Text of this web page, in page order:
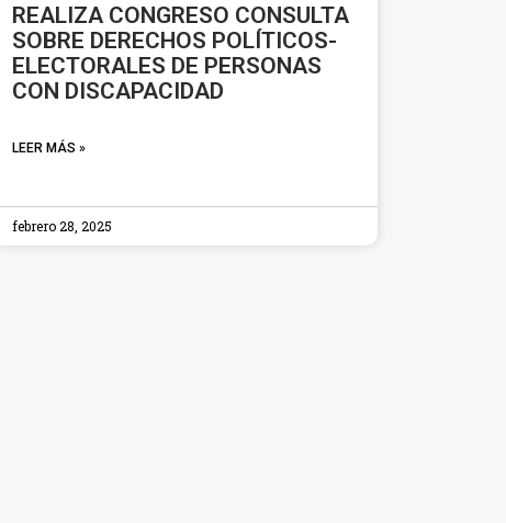
REALIZA CONGRESO CONSULTA
SOBRE DERECHOS POLÍTICOS-
ELECTORALES DE PERSONAS
CON DISCAPACIDAD
LEER MÁS »
febrero 28, 2025